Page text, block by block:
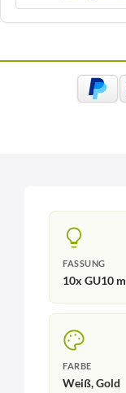
FASSUNG
10x GU10
FARBE
Weiß, Gold